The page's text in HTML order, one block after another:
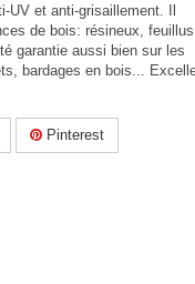
UV et anti-grisaillement. Il
de bois: résineux,
garantie aussi bien sur les
bardages en bois...
Pinterest